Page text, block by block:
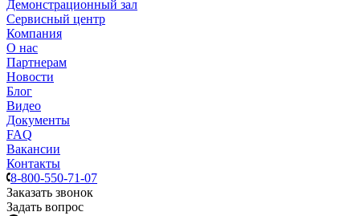
Демонстрационный зал
Сервисный центр
Компания
О нас
Партнерам
Новости
Блог
Видео
Документы
FAQ
Вакансии
Контакты
8-800-550-71-07
Заказать звонок
Задать вопрос